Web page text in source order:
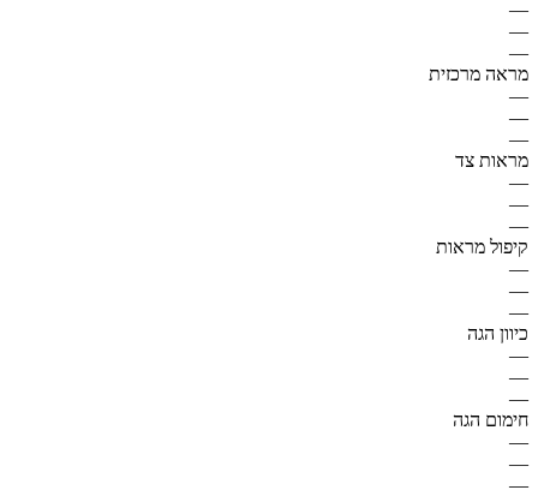
—
—
—
מראה מרכזית
—
—
—
מראות צד
—
—
—
קיפול מראות
—
—
—
כיוון הגה
—
—
—
חימום הגה
—
—
—